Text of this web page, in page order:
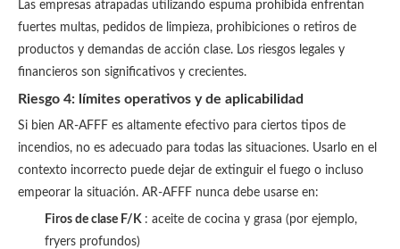
Las empresas atrapadas utilizando espuma prohibida enfrentan
fuertes multas, pedidos de limpieza, prohibiciones o retiros de
productos y demandas de acción clase. Los riesgos legales y
financieros son significativos y crecientes.
Riesgo 4: límites operativos y de aplicabilidad
Si bien AR-AFFF es altamente efectivo para ciertos tipos de
incendios, no es adecuado para todas las situaciones. Usarlo en el
contexto incorrecto puede dejar de extinguir el fuego o incluso
empeorar la situación. AR-AFFF nunca debe usarse en:
Firos de clase F/K : aceite de cocina y grasa (por ejemplo,
fryers profundos)